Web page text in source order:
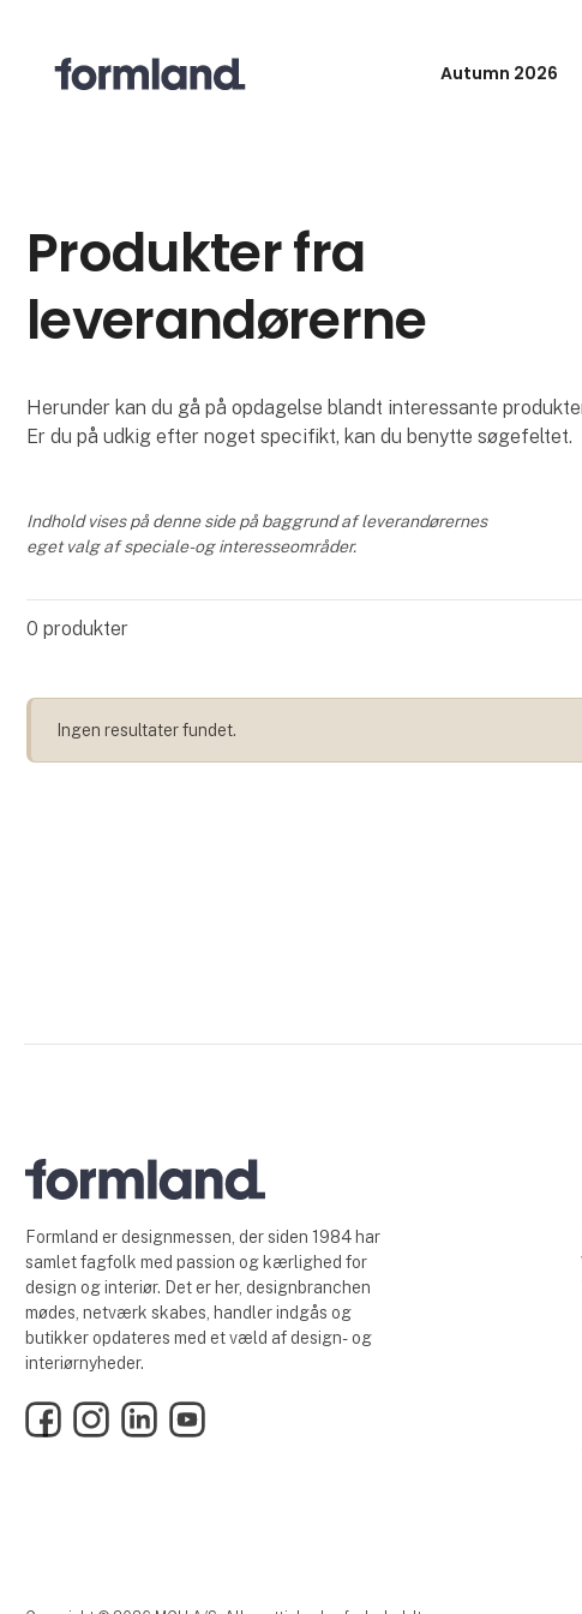
Autumn 2026
Produkter fra
leverandørerne
Herunder kan du gå på opdagelse blandt interessante
Er du på udkig efter noget specifikt, kan du benytte søgefeltet.
Indhold vises på denne side på baggrund af leverandørernes
eget valg af speciale- og interesseområder.
0 produkter
Ingen resultater fundet.
Formland er designmessen, der siden 1984 har
samlet fagfolk med passion og kærlighed for
design og interiør. Det er her, designbranchen
mødes, netværk skabes, handler indgås og
butikker opdateres med et væld af design- og
interiørnyheder.
FacebookInstagramLinkedInYouTube